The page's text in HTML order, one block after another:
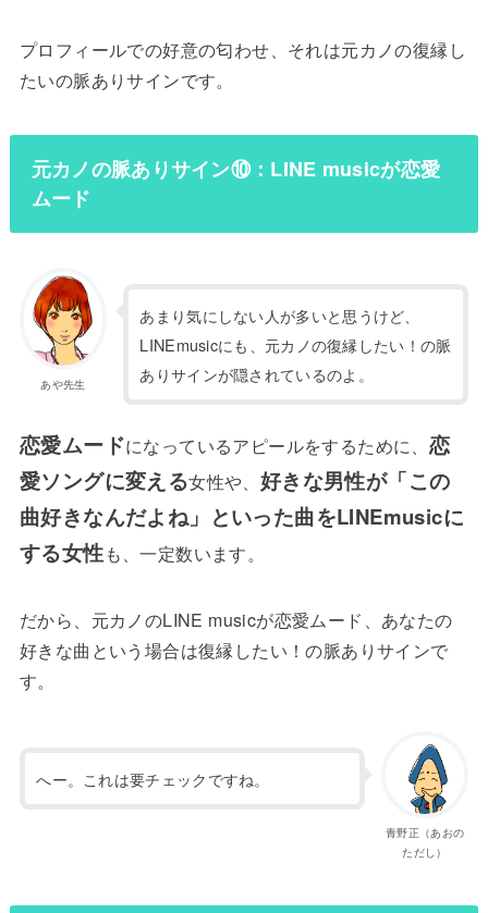
プロフィールでの好意の匂わせ、それは元カノの復縁し
たいの脈ありサインです。
元カノの脈ありサイン⑩：LINE musicが恋愛
ムード
あや先生
あまり気にしない人が多いと思うけど、
LINEmusicにも、元カノの復縁したい！の脈
ありサインが隠されているのよ。
恋愛ムードになっているアピールをするために、 恋
愛ソングに変える女性や、 好きな男性が「この
曲好きなんだよね」といった曲をLINEmusicに
する女性も、一定数います。
だから、元カノのLINE musicが恋愛ムード、あなたの
好きな曲という場合は復縁したい！の脈ありサインで
す。
青野正（あおの
ただし）
へー。これは要チェックですね。